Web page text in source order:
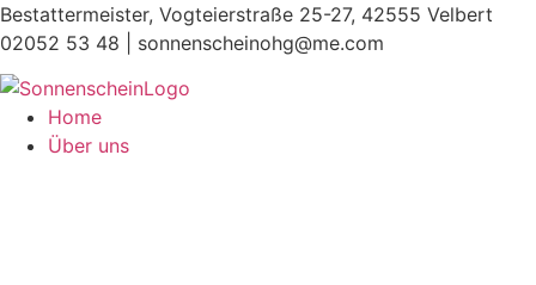
Zum
Inhalt
springen
Bestattermeister, Vogteierstraße 25-27, 42555 Velbert
02052 53 48 | sonnenscheinohg@me.com
Home
Über uns